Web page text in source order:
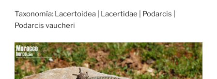
Taxonomía: Lacertoidea | Lacertidae | Podarcis |
Podarcis vaucheri